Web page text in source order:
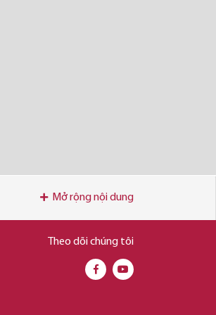
Mở rộng nội dung
Theo dõi chúng tôi